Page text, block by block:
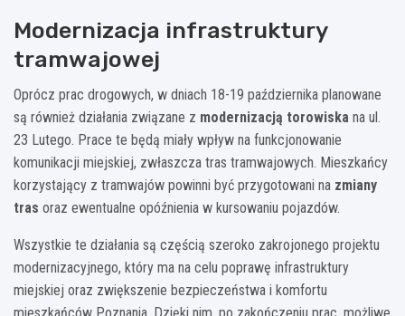
Modernizacja infrastruktury
tramwajowej
Oprócz prac drogowych, w dniach 18-19 października planowane
są również działania związane z modernizacją torowiska na ul.
23 Lutego. Prace te będą miały wpływ na funkcjonowanie
komunikacji miejskiej, zwłaszcza tras tramwajowych. Mieszkańcy
korzystający z tramwajów powinni być przygotowani na zmiany
tras oraz ewentualne opóźnienia w kursowaniu pojazdów.
Wszystkie te działania są częścią szeroko zakrojonego projektu
modernizacyjnego, który ma na celu poprawę infrastruktury
miejskiej oraz zwiększenie bezpieczeństwa i komfortu